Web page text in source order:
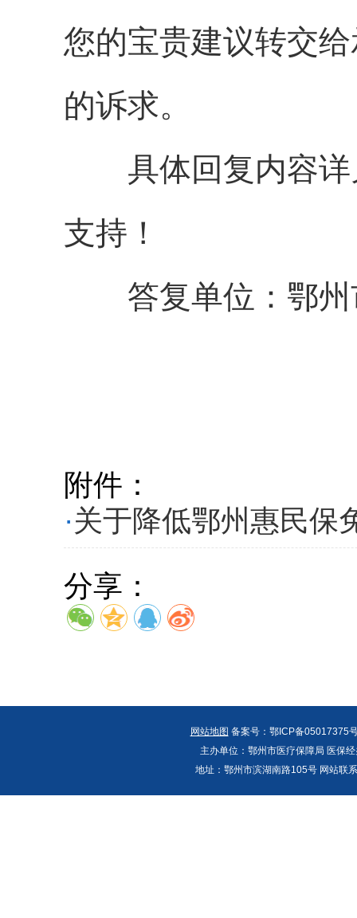
您的宝贵建议转交
的诉求。
具体回复内容详
支持
答复单位：鄂州
附件：
·关于降低鄂州惠民保
分享：
网站地图 备案号：鄂ICP备05017375
主办单位：鄂州市医疗保障局 医保
地址：鄂州市滨湖南路105号 网站